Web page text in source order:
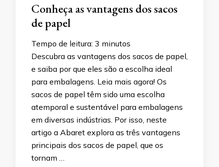
Conheça as vantagens dos sacos
de papel
Tempo de leitura: 3 minutos
Descubra as vantagens dos sacos de papel,
e saiba por que eles são a escolha ideal
para embalagens. Leia mais agora! Os
sacos de papel têm sido uma escolha
atemporal e sustentável para embalagens
em diversas indústrias. Por isso, neste
artigo a Abaret explora as três vantagens
principais dos sacos de papel, que os
tornam …